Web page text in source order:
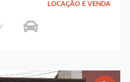
LOCAÇÃO E VENDA